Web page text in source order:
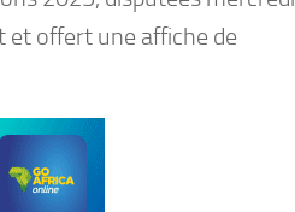
et offert une affiche de